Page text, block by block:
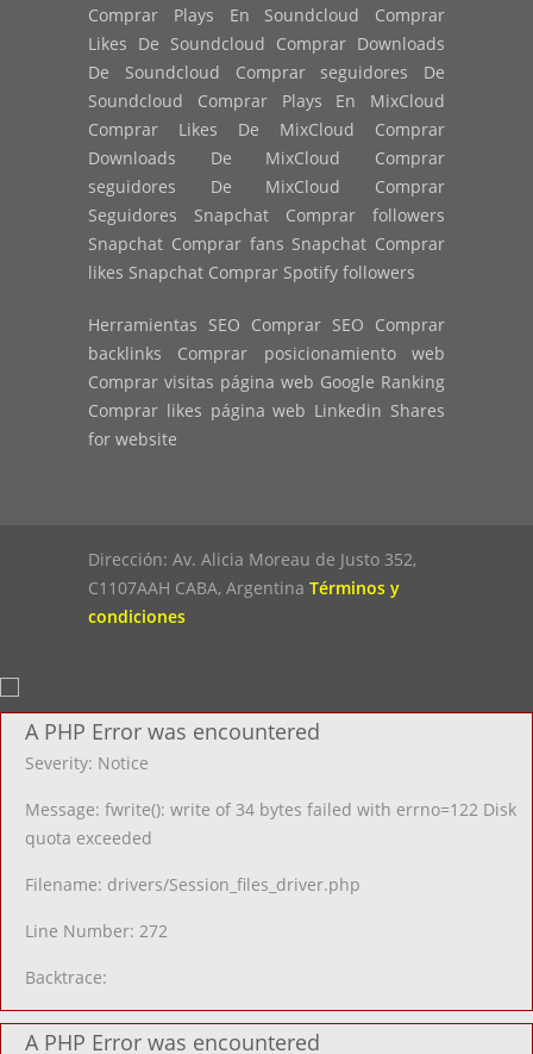
Comprar Plays En Soundcloud Comprar
Likes De Soundcloud Comprar Downloads
De Soundcloud Comprar seguidores De
Soundcloud Comprar Plays En MixCloud
Comprar Likes De MixCloud Comprar
Downloads De MixCloud Comprar
seguidores De MixCloud Comprar
Seguidores Snapchat Comprar followers
Snapchat Comprar fans Snapchat Comprar
likes Snapchat Comprar Spotify followers
Herramientas SEO Comprar SEO Comprar
backlinks Comprar posicionamiento web
Comprar visitas página web Google Ranking
Comprar likes página web Linkedin Shares
for website
Dirección: Av. Alicia Moreau de Justo 352,
C1107AAH CABA, Argentina Términos y
condiciones
A PHP Error was encountered
Severity: Notice
Message: fwrite(): write of 34 bytes failed with errno=122 Disk
quota exceeded
Filename: drivers/Session_files_driver.php
Line Number: 272
Backtrace:
A PHP Error was encountered